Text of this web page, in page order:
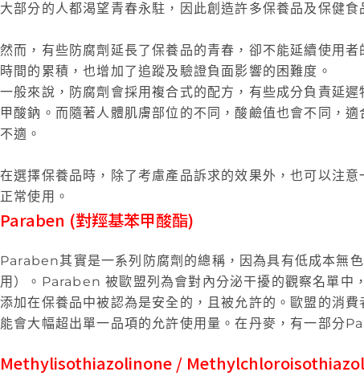
大部分的人都渴望青春永駐，因此創造許多保養品及保健
然而，有些防腐劑延長了保養品的青春，卻不能延續使用
時間的累積，也增加了追蹤及驗證負面影響的困難度。
一般來說，防腐劑會採用複合式的配方，有些成分負責延
甲酸鈉。而隨著人體肌膚部位的不同，酸鹼值也會不同，
不適。
在選擇保養品時，除了考慮產品訴求的效果外，也可以注
正常使用。
Paraben (對羥基苯甲酸酯)
Paraben其實是一系列防腐劑的總稱，因為具有低成本無
用）。Paraben 被歐盟列為會對內分泌干擾的觀察名單中
添加在保養品中被認為是安全的，且被允許的。歐盟的消
能會大幅超出單一品項的允許使用量。在丹麥，有一部分
Methylisothiazolinone /